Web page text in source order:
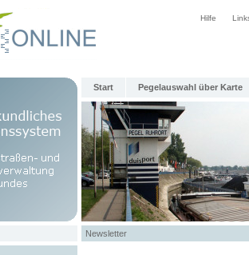
Hilfe
Start Pegelauswahl über Karte
Newsletter